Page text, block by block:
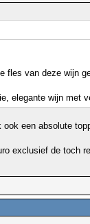
fles van deze wijn
elegante wijn
een absolute
exclusief de